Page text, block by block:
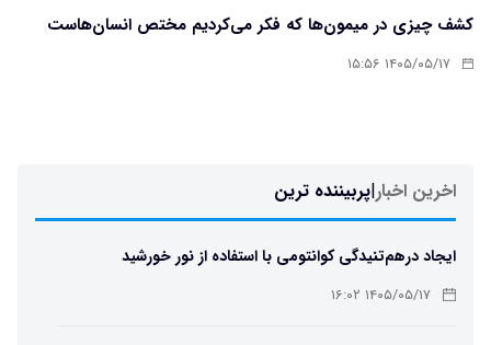
کشف چیزی در میمون‌ها که فکر می‌کردیم مختص انسان‌هاست
۱۴۰۵/۰۵/۱۷ ۱۵:۵۶
اخرین اخبار|پربیننده ترین
ایجاد درهم‌تنیدگی کوانتومی با استفاده از نور خورشید
۱۴۰۵/۰۵/۱۷ ۱۶:۰۲